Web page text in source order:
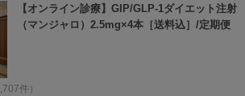
【オンライン診療】GIP/GLP-1ダイエット注射
（マンジャロ）2.5mg×4本［送料込］/定期便
件）